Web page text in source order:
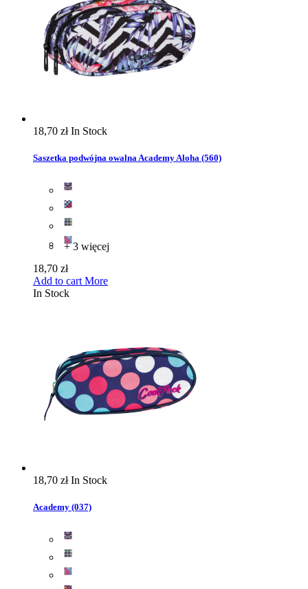
18,70 złIn Stock
Saszetka podwójna owalna Academy Aloha (560)
+ 3 więcej
18,70 zł
Add to cart More
In Stock
18,70 złIn Stock
Academy (037)